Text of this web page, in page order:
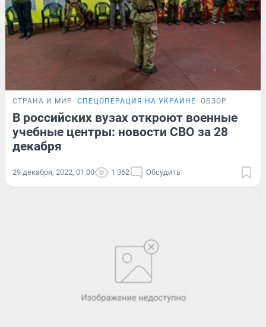
СТРАНА И МИР СПЕЦОПЕРАЦИЯ НА УКРАИНЕ ОБЗОР
В российских вузах откроют военные
учебные центры: новости СВО за 28
декабря
29 декабря, 2022, 01:00 1 362 Обсудить